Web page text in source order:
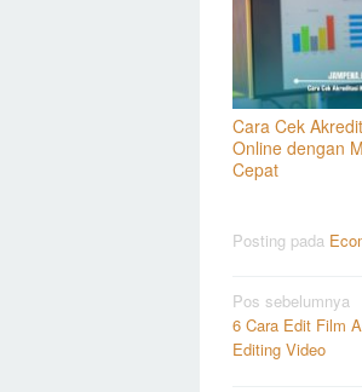
Cara Cek
Online dengan
Cepat
Posting pada
Navigasi
pos
Pos sebelumnya
6 Cara Edit Film
Editing Video